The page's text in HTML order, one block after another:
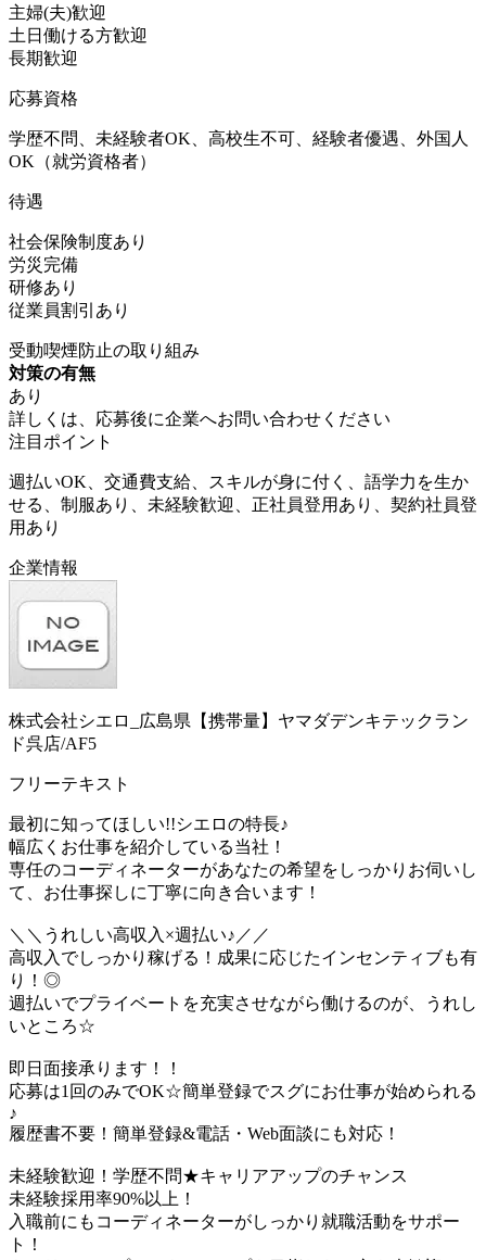
主婦(夫)歓迎
土日働ける方歓迎
長期歓迎
応募資格
学歴不問、未経験者OK、高校生不可、経験者優遇、外国人
OK（就労資格者）
待遇
社会保険制度あり
労災完備
研修あり
従業員割引あり
受動喫煙防止の取り組み
対策の有無
あり
詳しくは、応募後に企業へお問い合わせください
注目ポイント
週払いOK、交通費支給、スキルが身に付く、語学力を生か
せる、制服あり、未経験歓迎、正社員登用あり、契約社員登
用あり
企業情報
株式会社シエロ_広島県【携帯量】ヤマダデンキテックラン
ド呉店/AF5
フリーテキスト
最初に知ってほしい!!シエロの特長♪
幅広くお仕事を紹介している当社！
専任のコーディネーターがあなたの希望をしっかりお伺いし
て、お仕事探しに丁寧に向き合います！
＼＼うれしい高収入×週払い♪／／
高収入でしっかり稼げる！成果に応じたインセンティブも有
り！◎
週払いでプライベートを充実させながら働けるのが、うれし
いところ☆
即日面接承ります！！
応募は1回のみでOK☆簡単登録でスグにお仕事が始められる
♪
履歴書不要！簡単登録&電話・Web面談にも対応！
未経験歓迎！学歴不問★キャリアアップのチャンス
未経験採用率90%以上！
入職前にもコーディネーターがしっかり就職活動をサポー
ト！